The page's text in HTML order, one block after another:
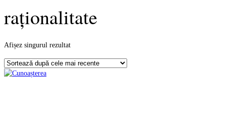
raționalitate
Afișez singurul rezultat